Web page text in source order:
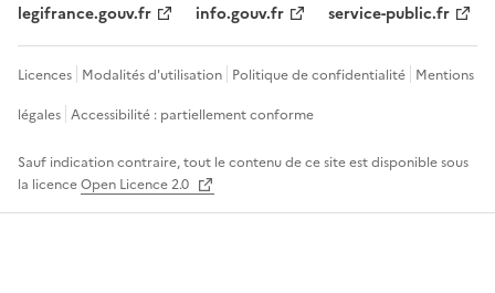
legifrance.gouv.fr info.gouv.fr service-public.fr
Licences Modalités d'utilisation Politique de confidentialité Mentions
légales Accessibilité : partiellement conforme
Sauf indication contraire, tout le contenu de ce site est disponible sous
la licenceOpen Licence 2.0